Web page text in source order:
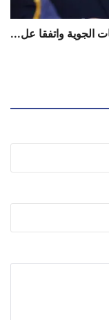
الجوية واتفقا عل...